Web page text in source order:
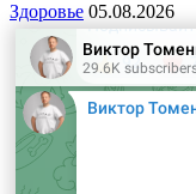
Здоровье 05.08.2026